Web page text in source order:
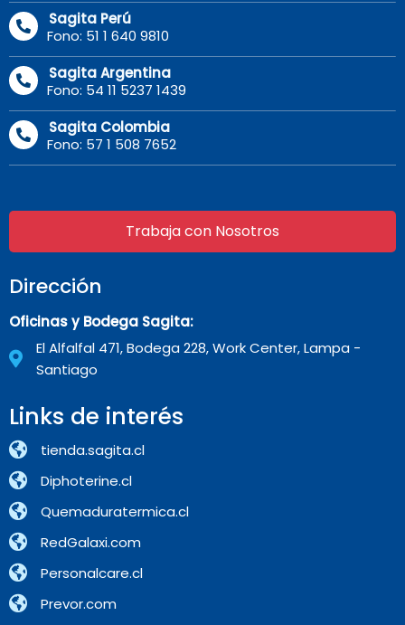
Sagita Perú
Fono: 51 1 640 9810
Sagita Argentina
Fono: 54 11 5237 1439
Sagita Colombia
Fono: 57 1 508 7652
Trabaja con Nosotros
Dirección
Oficinas y Bodega Sagita:
El Alfalfal 471, Bodega 228, Work Center, Lampa -
Santiago
Links de interés
tienda.sagita.cl
Diphoterine.cl
Quemaduratermica.cl
RedGalaxi.com
Personalcare.cl
Prevor.com